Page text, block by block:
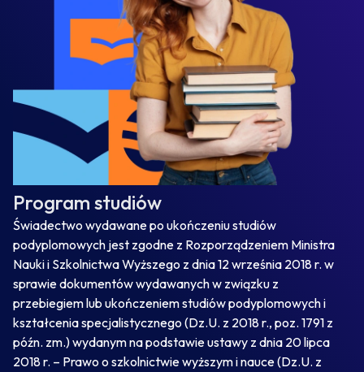
Program studiów
Świadectwo wydawane po ukończeniu studiów
podyplomowych jest zgodne z Rozporządzeniem Ministra
Nauki i Szkolnictwa Wyższego z dnia 12 września 2018 r. w
sprawie dokumentów wydawanych w związku z
przebiegiem lub ukończeniem studiów podyplomowych i
kształcenia specjalistycznego (Dz.U. z 2018 r., poz. 1791 z
późn. zm.) wydanym na podstawie ustawy z dnia 20 lipca
2018 r. – Prawo o szkolnictwie wyższym i nauce (Dz.U. z